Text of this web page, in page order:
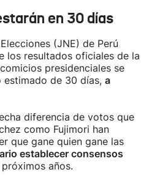
en 30 días
(JNE) de Perú
los resultados oficiales de la
presidenciales se
estimado de 30 días, a
diferencia de votos que
como Fujimori han
que gane quien gane las
establecer consensos
años.